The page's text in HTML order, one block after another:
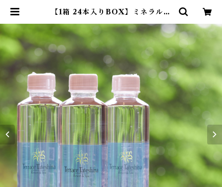
【1箱 24本入りBOX】ミネラルウ
ート&スパ